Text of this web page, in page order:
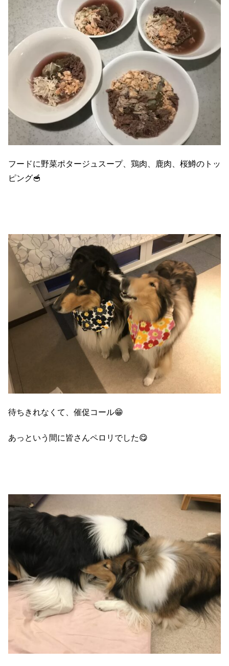
フードに野菜ポタージュスープ、鶏肉、鹿肉、桜鱒のトッ
ピング🥣
待ちきれなくて、催促コール😁
あっという間に皆さんペロリでした😋